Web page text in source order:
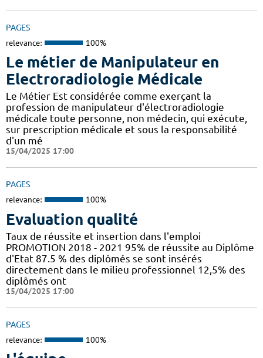
PAGES
relevance: 100%
Le métier de Manipulateur en
Electroradiologie Médicale
Le Métier Est considérée comme exerçant la
profession de manipulateur d'électroradiologie
médicale toute personne, non médecin, qui exécute,
sur prescription médicale et sous la responsabilité
d'un mé
15/04/2025 17:00
PAGES
relevance: 100%
Evaluation qualité
Taux de réussite et insertion dans l'emploi
PROMOTION 2018 - 2021 95% de réussite au Diplôme
d'Etat 87.5 % des diplômés se sont insérés
directement dans le milieu professionnel 12,5% des
diplômés ont
15/04/2025 17:00
PAGES
relevance: 100%